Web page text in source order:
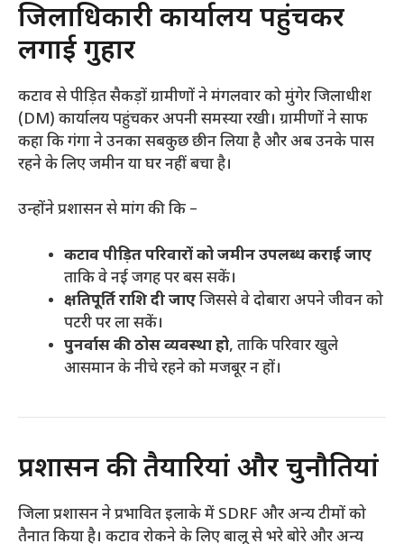
जिलाधिकारी कार्यालय पहुंचकर
लगाई गुहार
कटाव से पीड़ित सैकड़ों ग्रामीणों ने मंगलवार को मुंगेर जिलाधीश
(DM) कार्यालय पहुंचकर अपनी समस्या रखी। ग्रामीणों ने साफ
कहा कि गंगा ने उनका सबकुछ छीन लिया है और अब उनके पास
रहने के लिए जमीन या घर नहीं बचा है।
उन्होंने प्रशासन से मांग की कि –
कटाव पीड़ित परिवारों को जमीन उपलब्ध कराई जाए
ताकि वे नई जगह पर बस सकें।
क्षतिपूर्ति राशि दी जाएजिससे वे दोबारा अपने जीवन को
पटरी पर ला सकें।
पुनर्वास की ठोस व्यवस्था हो, ताकि परिवार खुले
आसमान के नीचे रहने को मजबूर न हों।
प्रशासन की तैयारियां और चुनौतियां
जिला प्रशासन ने प्रभावित इलाके में SDRF और अन्य टीमों को
तैनात किया है। कटाव रोकने के लिए बालू से भरे बोरे और अन्य